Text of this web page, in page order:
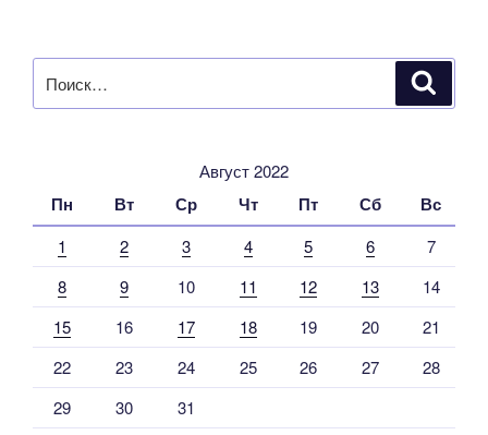
года»
Август 2022
Пн Вт Ср Чт Пт Сб Вс
1 2 3 4 5 6
7
8
9 10 11 12 13
14
15
16 17 18 19 20
21
22
23 24 25 26 27
28
29
30
31